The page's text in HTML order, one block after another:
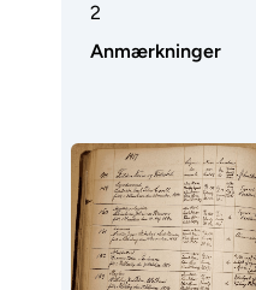
2
Anmærkninger